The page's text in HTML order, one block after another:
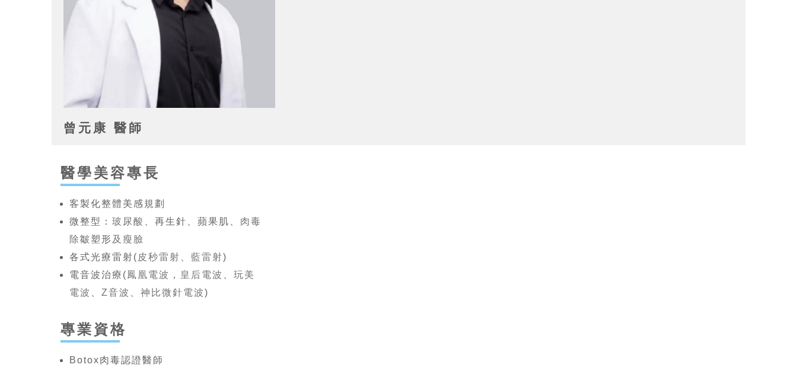
曾元康 醫師
醫學美容專長
客製化整體美感規劃
微整型： 玻尿酸 、再生針、蘋果肌、 肉毒
除皺塑形 及瘦臉
各式光療雷射( 皮秒雷射 藍雷射)
電音波治療( 鳳凰電波 ， 皇后電波
玩美
電波
Z音波 神比微針電波)
專業資格
Botox肉毒認證醫師